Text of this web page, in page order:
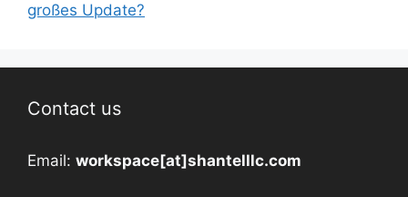
großes Update?
Contact us
Email: workspace[at]shantelllc.com